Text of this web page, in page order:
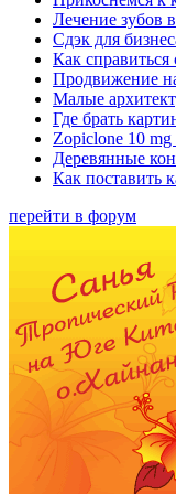
Лечение зубов
Сдэк для
Как
Продвижение
Малые
Где брать
Zopiclone 10
Деревянные
Как поставить
перейти в форум